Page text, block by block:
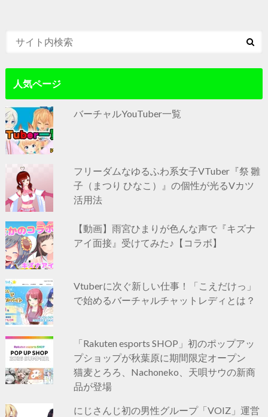
人気ページ
バーチャルYouTuber一覧
フリーダムなゆるふわ系女子VTuber『祭 雛
子（まつり ひなこ）』の個性が光るVカツ
活用法
【動画】雨宮ひまりが色んな声で『キズナ
アイ面接』受けてみた♪【コラボ】
Vtuberに次ぐ新しい仕事！「こえだけっ」
で始めるバーチャルチャットレディとは？
「Rakuten esports SHOP」初のポップアッ
プショップが秋葉原に期間限定オープン
猫麦とろろ、Nachoneko、天唄サウの新商
品が登場
にじさんじ初の男性グループ「VOIZ」運営